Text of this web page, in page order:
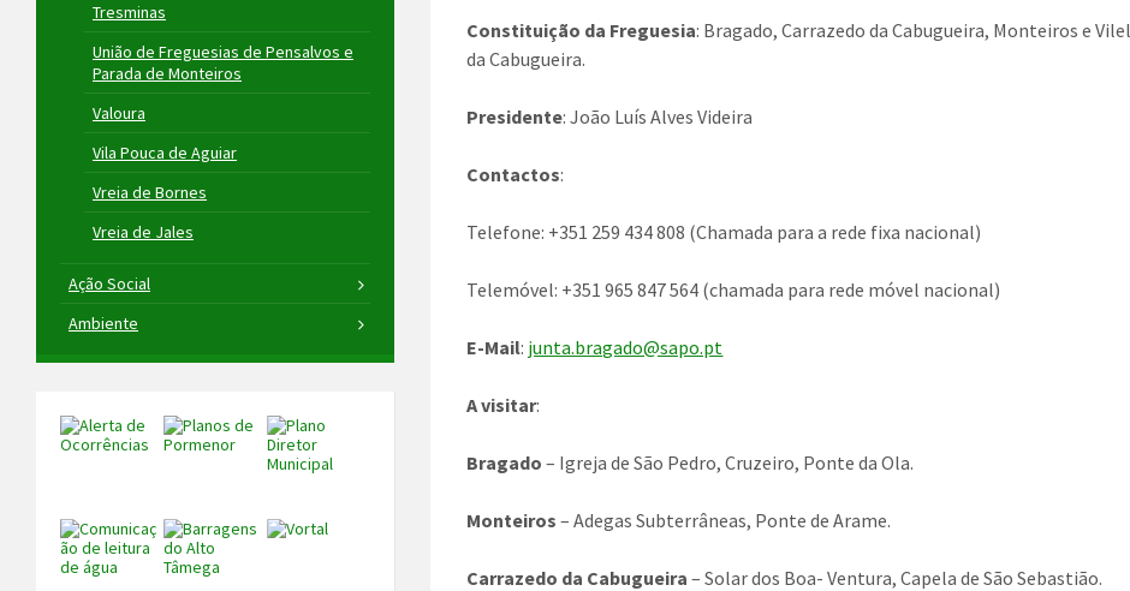
Constituição da Freguesia: Bragado, Carrazedo da Cabugueira, Monteiros e
da Cabugueira.
Presidente: João Luís Alves Videira
Contactos:
Telefone: +351 259 434 808 (Chamada para a rede fixa nacional)
Telemóvel: +351 965 847 564 (chamada para rede móvel nacional)
E-Mail: junta.bragado@sapo.pt
A visitar:
Bragado – Igreja de São Pedro, Cruzeiro, Ponte da Ola.
Monteiros – Adegas Subterrâneas, Ponte de Arame.
Carrazedo da Cabugueira – Solar dos Boa- Ventura, Capela de São Sebastião.
Tresminas
União de Freguesias de Pensalvos e
Parada de Monteiros
Valoura
Vila Pouca de Aguiar
Vreia de Bornes
Vreia de Jales
Ação Social
Ambiente